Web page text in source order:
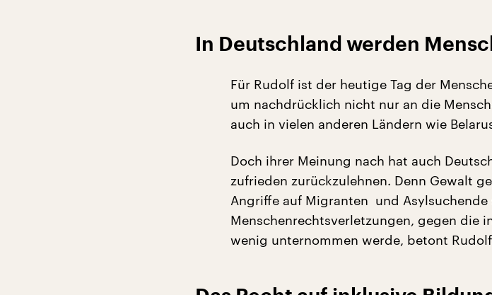
In Deutschland werden
Für Rudolf ist der heutige Tag der
um nachdrücklich nicht nur an die
auch in vielen anderen Ländern wie
Doch ihrer Meinung nach hat auch
zufrieden zurückzulehnen. Denn Gewalt
Angriffe auf Migranten und Asylsuchende
Menschenrechtsverletzungen, gegen die
wenig unternommen werde, betont